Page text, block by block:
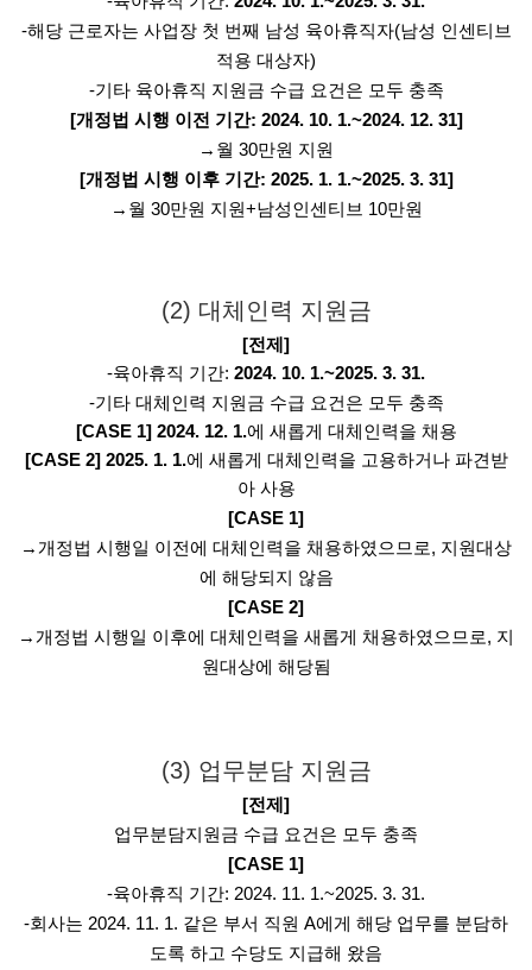
-해당 근로자는 사업장 첫 번째 남성 육아휴직자(남성 인센티브
적용 대상자)
-기타 육아휴직 지원금 수급 요건은 모두 충족
[개정법 시행 이전 기간: 2024. 10. 1.~2024. 12. 31]
→월 30만원 지원
[개정법 시행 이후 기간: 2025. 1. 1.~2025. 3. 31]
→월 30만원 지원+남성인센티브 10만원
(2) 대체인력 지원금
[전제]
-육아휴직 기간: 2024. 10. 1.~2025. 3. 31.
-기타 대체인력 지원금 수급 요건은 모두 충족
[CASE 1] 2024. 12. 1.에 새롭게 대체인력을 채용
[CASE 2] 2025. 1. 1.에 새롭게 대체인력을 고용하거나 파견받
아 사용
[CASE 1]
→개정법 시행일 이전에 대체인력을 채용하였으므로, 지원대상
에 해당되지 않음
[CASE 2]
→개정법 시행일 이후에 대체인력을 새롭게 채용하였으므로, 지
원대상에 해당됨
(3) 업무분담 지원금
[전제]
업무분담지원금 수급 요건은 모두 충족
[CASE 1]
-육아휴직 기간: 2024. 11. 1.~2025. 3. 31.
-회사는 2024. 11. 1. 같은 부서 직원 A에게 해당 업무를 분담하
도록 하고 수당도 지급해 왔음